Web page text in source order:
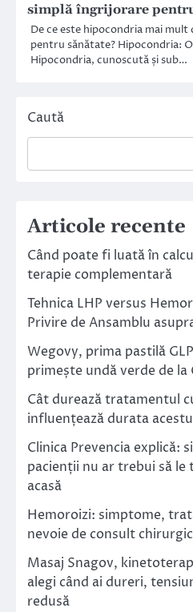
simplă îngrijorare
De ce este hipocondria mai
pentru sănătate? Hipocondria:
Hipocondria, cunoscută și sub…
Caută
Articole recente
Când poate fi luată în
terapie complementară
Tehnica LHP versus
Privire de Ansamblu
Wegovy, prima pastilă
primește undă verde de la
Cât durează tratamentul
influențează durata
Clinica Prevencia explică:
pacienții nu ar trebui să
acasă
Hemoroizi: simptome,
nevoie de consult
Masaj Snagov,
alegi când ai dureri,
redusă